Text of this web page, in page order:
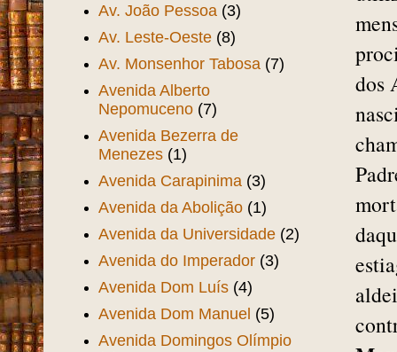
dos
Av. João Pessoa (3)
Av. Leste-Oeste (8)
Av. Monsenhor Tabosa (7)
Avenida Alberto
Nepomuceno (7)
Avenida Bezerra de
Menezes (1)
Avenida Carapinima (3)
Avenida da Abolição (1)
Avenida da Universidade (2)
Avenida do Imperador (3)
Avenida Dom Luís (4)
Avenida Dom Manuel (5)
Avenida Domingos Olímpio